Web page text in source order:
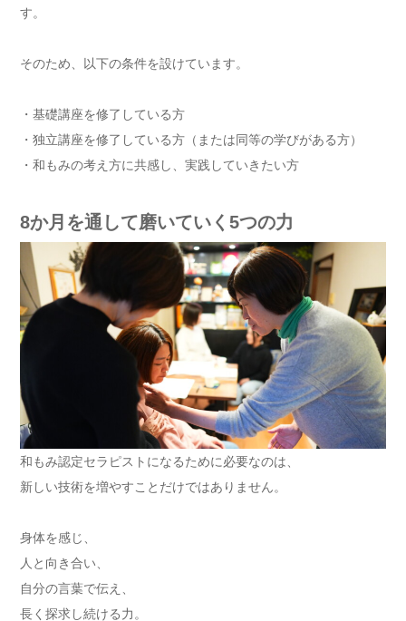
す。
そのため、以下の条件を設けています。
・基礎講座を修了している方
・独立講座を修了している方（または同等の学びがある方）
・和もみの考え方に共感し、実践していきたい方
8か月を通して磨いていく5つの力
和もみ認定セラピストになるために必要なのは、
新しい技術を増やすことだけではありません。
身体を感じ、
人と向き合い、
自分の言葉で伝え、
長く探求し続ける力。